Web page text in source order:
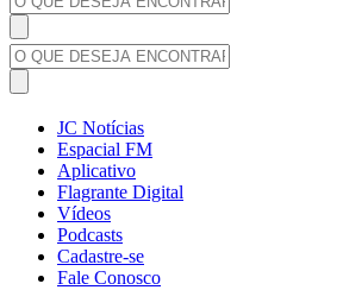
JC Notícias
Espacial FM
Aplicativo
Flagrante Digital
Vídeos
Podcasts
Cadastre-se
Fale Conosco